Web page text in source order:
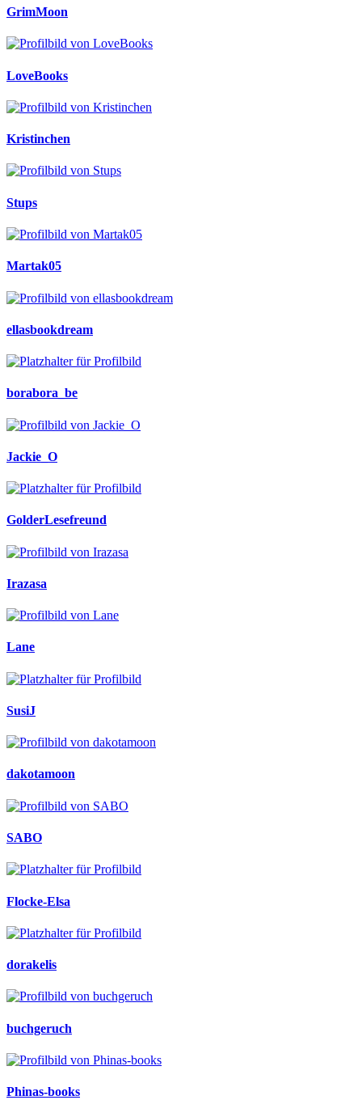
GrimMoon
LoveBooks
Kristinchen
Stups
Martak05
ellasbookdream
borabora_be
Jackie_O
GolderLesefreund
Irazasa
Lane
SusiJ
dakotamoon
SABO
Flocke-Elsa
dorakelis
buchgeruch
Phinas-books